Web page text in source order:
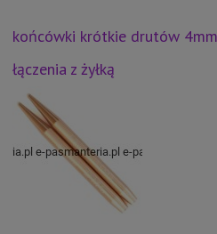
końcówki krótkie drutów
łączenia z żyłką